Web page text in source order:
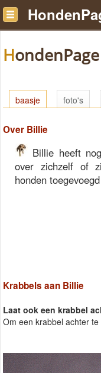
baasje foto's
Over Billie
Billie heeft
over zichzelf of
honden
Krabbels aan Billie
Laat ook een krabbel
Om een krabbel achter